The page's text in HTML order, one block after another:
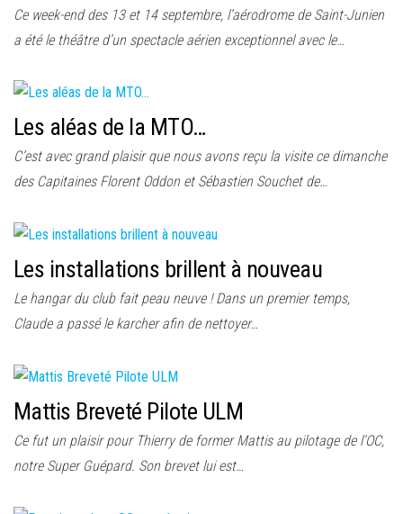
Ce week-end des 13 et 14 septembre, l’aérodrome de Saint-Junien
a été le théâtre d’un spectacle aérien exceptionnel avec le…
Les aléas de la MTO…
C’est avec grand plaisir que nous avons reçu la visite ce dimanche
des Capitaines Florent Oddon et Sébastien Souchet de…
Les installations brillent à nouveau
Le hangar du club fait peau neuve ! Dans un premier temps,
Claude a passé le karcher afin de nettoyer…
Mattis Breveté Pilote ULM
Ce fut un plaisir pour Thierry de former Mattis au pilotage de l’OC,
notre Super Guépard. Son brevet lui est…